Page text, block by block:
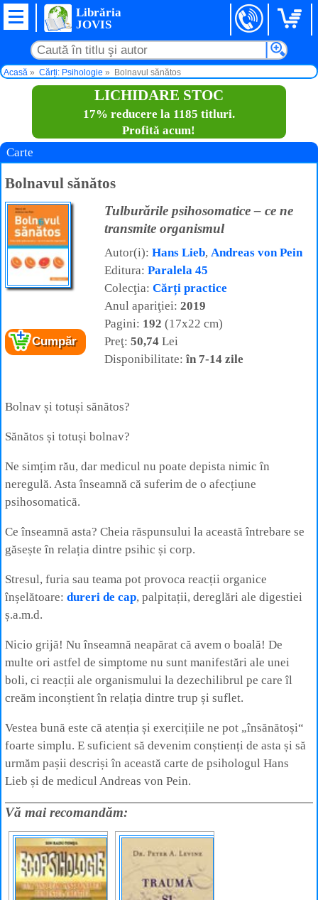
Librăria
JOVIS
Acasă Cărți: Psihologie Bolnavul sănătos
LICHIDARE STOC
17% reducere la 1185 titluri.
Profită acum!
Carte
Bolnavul sănătos
Cumpăr
Tulburările psihosomatice – ce ne
transmite organismul
Autor(i): Hans Lieb, Andreas von Pein
Editura: Paralela 45
Colecţia: Cărți practice
Anul apariţiei: 2019
Pagini: 192 (17x22 cm)
Preţ: 50,74 Lei
Disponibilitate:în 7-14 zile
Bolnav și totuși sănătos?
Sănătos și totuși bolnav?
Ne simțim rău, dar medicul nu poate depista nimic în
neregulă. Asta înseamnă că suferim de o afecțiune
psihosomatică.
Ce înseamnă asta? Cheia răspunsului la această întrebare se
găsește în relația dintre psihic și corp.
Stresul, furia sau teama pot provoca reacții organice
înșelătoare: dureri de cap, palpitații, dereglări ale digestiei
ș.a.m.d.
Nicio grijă! Nu înseamnă neapărat că avem o boală! De
multe ori astfel de simptome nu sunt manifestări ale unei
boli, ci reacții ale organismului la dezechilibrul pe care îl
creăm inconștient în relația dintre trup și suflet.
Vestea bună este că atenția și exercițiile ne pot „însănătoși“
foarte simplu. E suficient să devenim conștienți de asta și să
urmăm pașii descriși în această carte de psihologul Hans
Lieb și de medicul Andreas von Pein.
Vă mai recomandăm: